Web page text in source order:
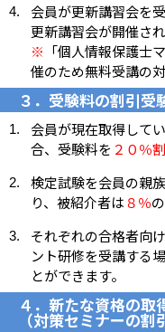
会員が更新講習会を
更新講習会が開催さ
※ 「個人情報保護士
催のため無料受講の
３．受験料の割引受
会員が現在取得して
合、受験料を ２０％
検定試験を会員の親
り、被紹介者は ８％
それぞれの合格者向
ント研修を受講する
とができます。
４．新たな資格の取
（対策セミナーの割